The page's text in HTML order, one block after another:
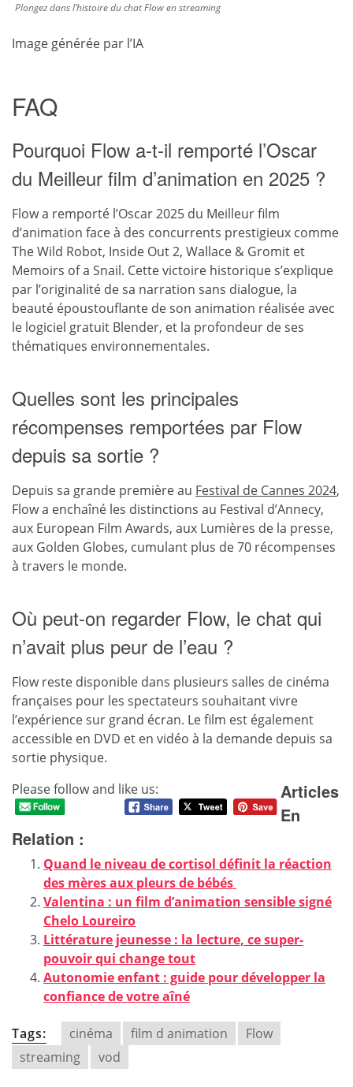
Plongez dans l’histoire du chat Flow en streaming
Image générée par l’IA
FAQ
Pourquoi Flow a-t-il remporté l’Oscar
du Meilleur film d’animation en 2025 ?
Flow a remporté l’Oscar 2025 du Meilleur film
d’animation face à des concurrents prestigieux comme
The Wild Robot, Inside Out 2, Wallace & Gromit et
Memoirs of a Snail. Cette victoire historique s’explique
par l’originalité de sa narration sans dialogue, la
beauté époustouflante de son animation réalisée avec
le logiciel gratuit Blender, et la profondeur de ses
thématiques environnementales.
Quelles sont les principales
récompenses remportées par Flow
depuis sa sortie ?
Depuis sa grande première au Festival de Cannes 2024,
Flow a enchaîné les distinctions au Festival d’Annecy,
aux European Film Awards, aux Lumières de la presse,
aux Golden Globes, cumulant plus de 70 récompenses
à travers le monde.
Où peut-on regarder Flow, le chat qui
n’avait plus peur de l’eau ?
Flow reste disponible dans plusieurs salles de cinéma
françaises pour les spectateurs souhaitant vivre
l’expérience sur grand écran. Le film est également
accessible en DVD et en vidéo à la demande depuis sa
sortie physique.
Please follow and like us:
Articles
En
Relation :
Quand le niveau de cortisol définit la réaction
des mères aux pleurs de bébés
Valentina : un film d’animation sensible signé
Chelo Loureiro
Littérature jeunesse : la lecture, ce super-
pouvoir qui change tout
Autonomie enfant : guide pour développer la
confiance de votre aîné
Tags: cinéma film d animation
Flow
streaming
vod